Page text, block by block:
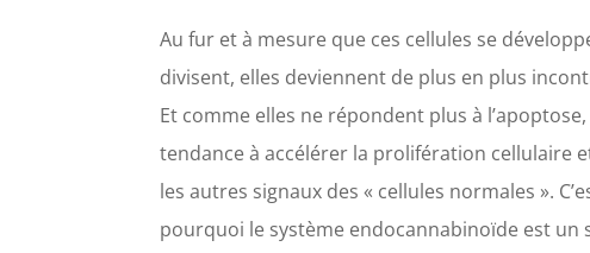
Au fur et à mesure que ces cellules se
divisent, elles deviennent de plus en plus
Et comme elles ne répondent plus à
tendance à accélérer la prolifération cellulaire
les autres signaux des « cellules normales ».
pourquoi le système endocannabinoïde est un